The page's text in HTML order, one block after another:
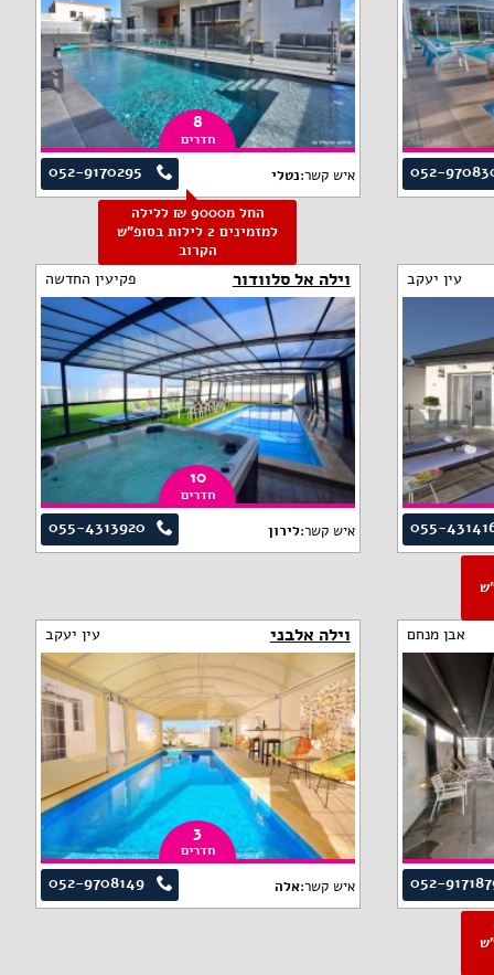
052-
8
חדרים
052-9170295 איש קשר:נטלי
החל מ9000 ₪ ללילה
למזמינים 2 לילות בסופ"ש
הקרוב
עין יעקב
055-
וילה אל סלוודור פקיעין החדשה
10
חדרים
055-4313920 איש קשר:לירון
אבן מנחם
052-
וילה אלבני עין יעקב
3
חדרים
052-9708149 איש קשר:אלה